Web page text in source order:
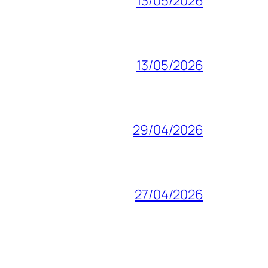
13/05/2026
29/04/2026
27/04/2026